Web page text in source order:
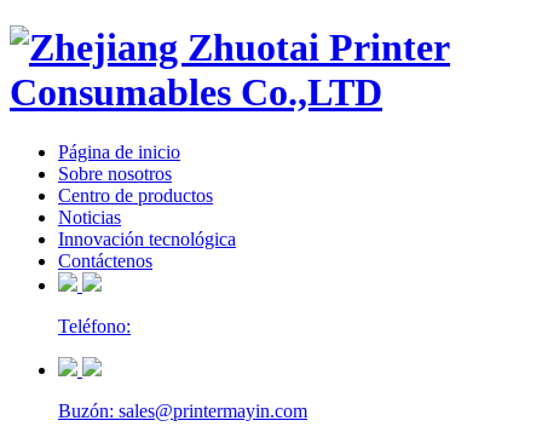
Página de inicio
Sobre nosotros
Centro de productos
Noticias
Innovación tecnológica
Contáctenos
Teléfono:
Buzón: sales@printermayin.com